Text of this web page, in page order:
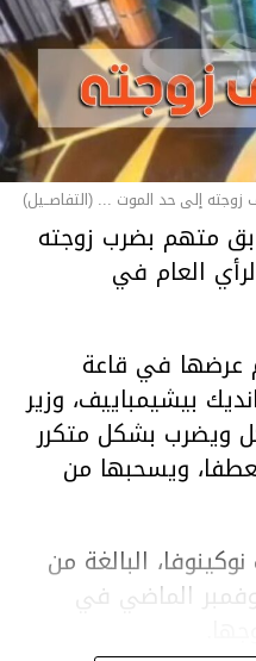
زوجته إلى حد الموت ... (التفاصــيل)
متهم بضرب زوجته
العام في
عرضها في قاعة
بيشيمباييف، وزير
ويضرب بشكل متكرر
ويسحبها من
البالغة من
نوفمبر الماضي في